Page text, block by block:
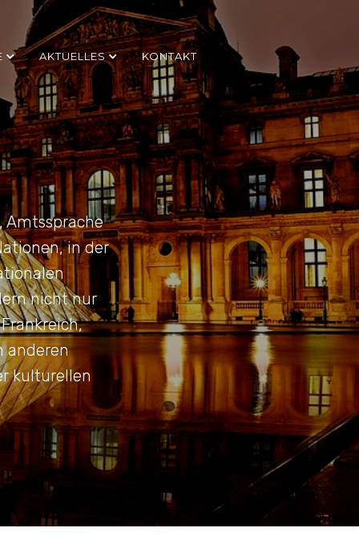
AKTUELLES KONTAKT
Amtssprache
in der
nicht nur
anderen
kulturellen